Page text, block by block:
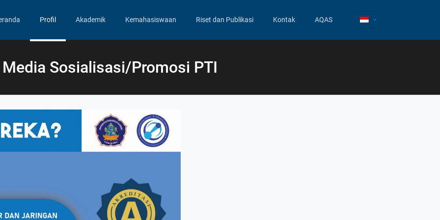
Profil Akademik Kemahasiswaan Riset dan Publikasi Kontak AQAS
Media Sosialisasi/Promosi PTI